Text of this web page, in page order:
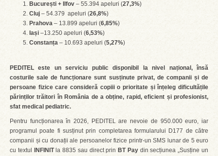
București + Ilfov – 55.394 apeluri (27,3%)
Cluj – 54.379 apeluri (26,8%)
Prahova – 13.899 apeluri (6,85%)
Iași –13.250 apeluri (6,53%)
Constanța – 10.693 apeluri (5,27%)
PEDITEL este un serviciu public disponibil la nivel național, însă
costurile sale de funcționare sunt susținute privat, de companii și de
persoane fizice care consideră copiii o prioritate și înțeleg dificultățile
părinților trăitori în România de a obține, rapid, eficient și profesionist,
sfat medical pediatric.
Pentru funcționarea în 2026, PEDITEL are nevoie de 950.000 euro, iar
programul poate fi susținut prin completarea formularului D177 de către
companii și cu donații ale persoanelor fizice printr-un SMS lunar de 5 euro
cu textul
INFINITla 8835 sau direct prin BT Paydin secțiunea „Susține un